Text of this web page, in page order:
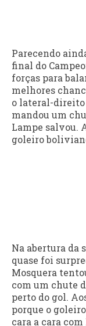
Parecendo
final do
forças para
melhores
o lateral-direito
mandou um
Lampe salvou.
goleiro
Na abertura da
quase foi
Mosquera
com um chute
perto do gol.
porque o
cara a cara